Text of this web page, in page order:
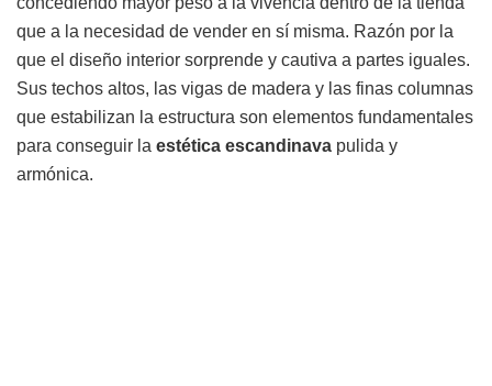
que a la necesidad de vender en sí misma. Razón por la
que el diseño interior sorprende y cautiva a partes iguales.
Sus techos altos, las vigas de madera y las finas columnas
que estabilizan la estructura son elementos fundamentales
para conseguir la estética escandinava pulida y
armónica.